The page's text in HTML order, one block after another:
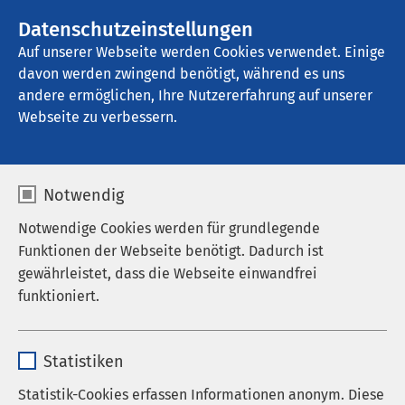
Datenschutzeinstellungen
Auf unserer Webseite werden Cookies verwendet. Einige
davon werden zwingend benötigt, während es uns
andere ermöglichen, Ihre Nutzererfahrung auf unserer
Webseite zu verbessern.
Notwendig
Notwendige Cookies werden für grundlegende
Funktionen der Webseite benötigt. Dadurch ist
gewährleistet, dass die Webseite einwandfrei
funktioniert.
Anbieter sgalinski
Statistiken
Statistik-Cookies erfassen Informationen anonym. Diese
AMEOS Poliklinikum Ueckermünde